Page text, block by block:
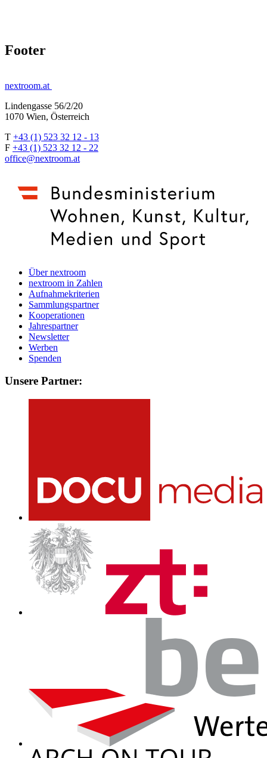
Footer
nextroom.at
Lindengasse 56/2/20
1070 Wien, Österreich
T +43 (1) 523 32 12 - 13
F +43 (1) 523 32 12 - 22
office@nextroom.at
Über nextroom
nextroom in Zahlen
Aufnahmekriterien
Sammlungspartner
Kooperationen
Jahrespartner
Newsletter
Werben
Spenden
Unsere Partner: